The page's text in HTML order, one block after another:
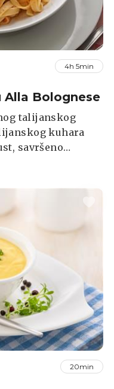
4h 5min
Alla Bolognese
talijanskog
kuhara
savršeno
20min